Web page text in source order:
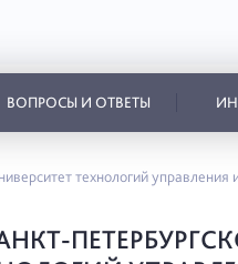
ВОПРОСЫ И ОТВЕТЫ
технологий управления